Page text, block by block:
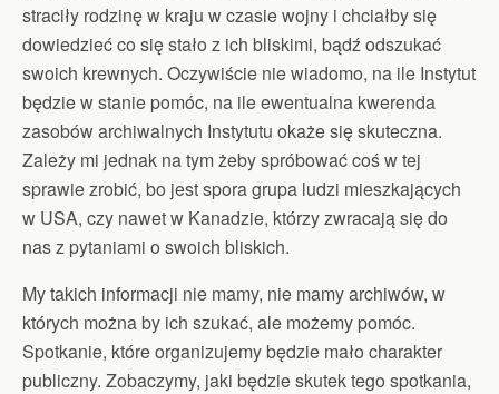
straciły rodzinę w kraju w czasie wojny i chciałby się
dowiedzieć co się stało z ich bliskimi, bądź odszukać
swoich krewnych. Oczywiście nie wiadomo, na ile Instytut
będzie w stanie pomóc, na ile ewentualna kwerenda
zasobów archiwalnych Instytutu okaże się skuteczna.
Zależy mi jednak na tym żeby spróbować coś w tej
sprawie zrobić, bo jest spora grupa ludzi mieszkających
w USA, czy nawet w Kanadzie, którzy zwracają się do
nas z pytaniami o swoich bliskich.
My takich informacji nie mamy, nie mamy archiwów, w
których można by ich szukać, ale możemy pomóc.
Spotkanie, które organizujemy będzie mało charakter
publiczny. Zobaczymy, jaki będzie skutek tego spotkania,